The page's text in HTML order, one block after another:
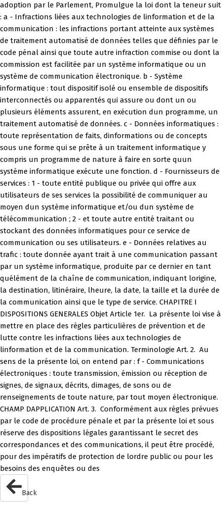
adoption par le Parlement, Promulgue la loi dont la teneur suit
: a - Infractions liées aux technologies de linformation et de la
communication : les infractions portant atteinte aux systèmes
de traitement automatisé de données telles que définies par le
code pénal ainsi que toute autre infraction commise ou dont la
commission est facilitée par un système informatique ou un
système de communication électronique. b - Système
informatique : tout dispositif isolé ou ensemble de dispositifs
interconnectés ou apparentés qui assure ou dont un ou
plusieurs éléments assurent, en exécution dun programme, un
traitement automatisé de données. c - Données informatiques :
toute représentation de faits, dinformations ou de concepts
sous une forme qui se prête à un traitement informatique y
compris un programme de nature à faire en sorte quun
système informatique exécute une fonction. d - Fournisseurs de
services : 1 - toute entité publique ou privée qui offre aux
utilisateurs de ses services la possibilité de communiquer au
moyen dun système informatique et/ou dun système de
télécommunication ; 2 - et toute autre entité traitant ou
stockant des données informatiques pour ce service de
communication ou ses utilisateurs. e - Données relatives au
trafic : toute donnée ayant trait à une communication passant
par un système informatique, produite par ce dernier en tant
quélément de la chaîne de communication, indiquant lorigine,
la destination, litinéraire, lheure, la date, la taille et la durée de
la communication ainsi que le type de service. CHAPITRE I
DISPOSITIONS GENERALES Objet Article 1er.  La présente loi vise à
mettre en place des règles particulières de prévention et de
lutte contre les infractions liées aux technologies de
linformation et de la communication. Terminologie Art. 2.  Au
sens de la présente loi, on entend par : f - Communications
électroniques : toute transmission, émission ou réception de
signes, de signaux, décrits, dimages, de sons ou de
renseignements de toute nature, par tout moyen électronique.
CHAMP DAPPLICATION Art. 3.  Conformément aux règles prévues
par le code de procédure pénale et par la présente loi et sous
réserve des dispositions légales garantissant le secret des
correspondances et des communications, il peut être procédé,
pour des impératifs de protection de lordre public ou pour les
besoins des enquêtes ou des
Back